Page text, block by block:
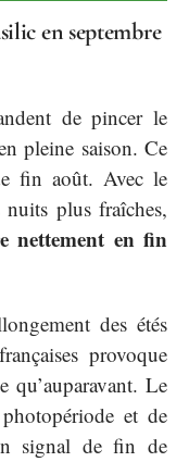
en septembre
de pincer le
pleine saison. Ce
fin août. Avec le
nuits plus fraîches,
nettement en fin
des étés
provoque
qu’auparavant. Le
et de
signal de fin de